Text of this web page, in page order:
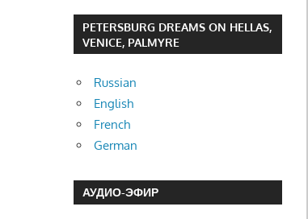
PETERSBURG DREAMS ON HELLAS,
VENICE, PALMYRE
Russian
English
French
German
АУДИО-ЭФИР